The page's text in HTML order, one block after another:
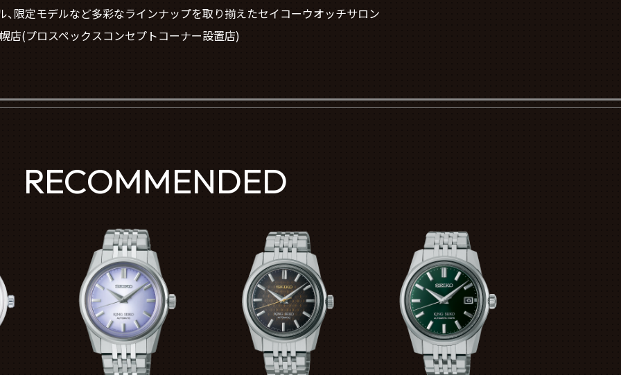
限定モデルなど多彩なラインナップを取り揃えたセイコーウオッチサロン
店(プロスペックスコンセプトコーナー設置店)
RECOMMENDED